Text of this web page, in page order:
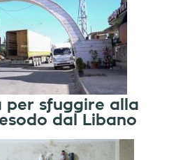
per sfuggire alla
dal Libano